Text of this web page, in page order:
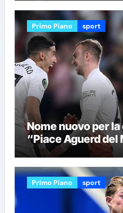
Primo Piano sport
Nome nuovo per
“Piace Aguerd del
Primo Piano sport